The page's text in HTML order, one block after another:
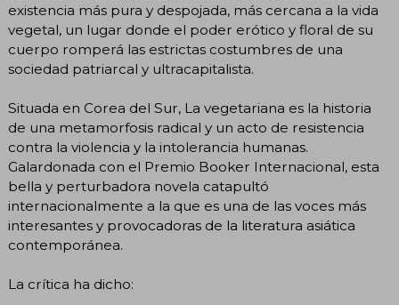
existencia más pura y despojada, más cercana a la vida
vegetal, un lugar donde el poder erótico y floral de su
cuerpo romperá las estrictas costumbres de una
sociedad patriarcal y ultracapitalista.
Situada en Corea del Sur, La vegetariana es la historia
de una metamorfosis radical y un acto de resistencia
contra la violencia y la intolerancia humanas.
Galardonada con el Premio Booker Internacional, esta
bella y perturbadora novela catapultó
internacionalmente a la que es una de las voces más
interesantes y provocadoras de la literatura asiática
contemporánea.
La crítica ha dicho: